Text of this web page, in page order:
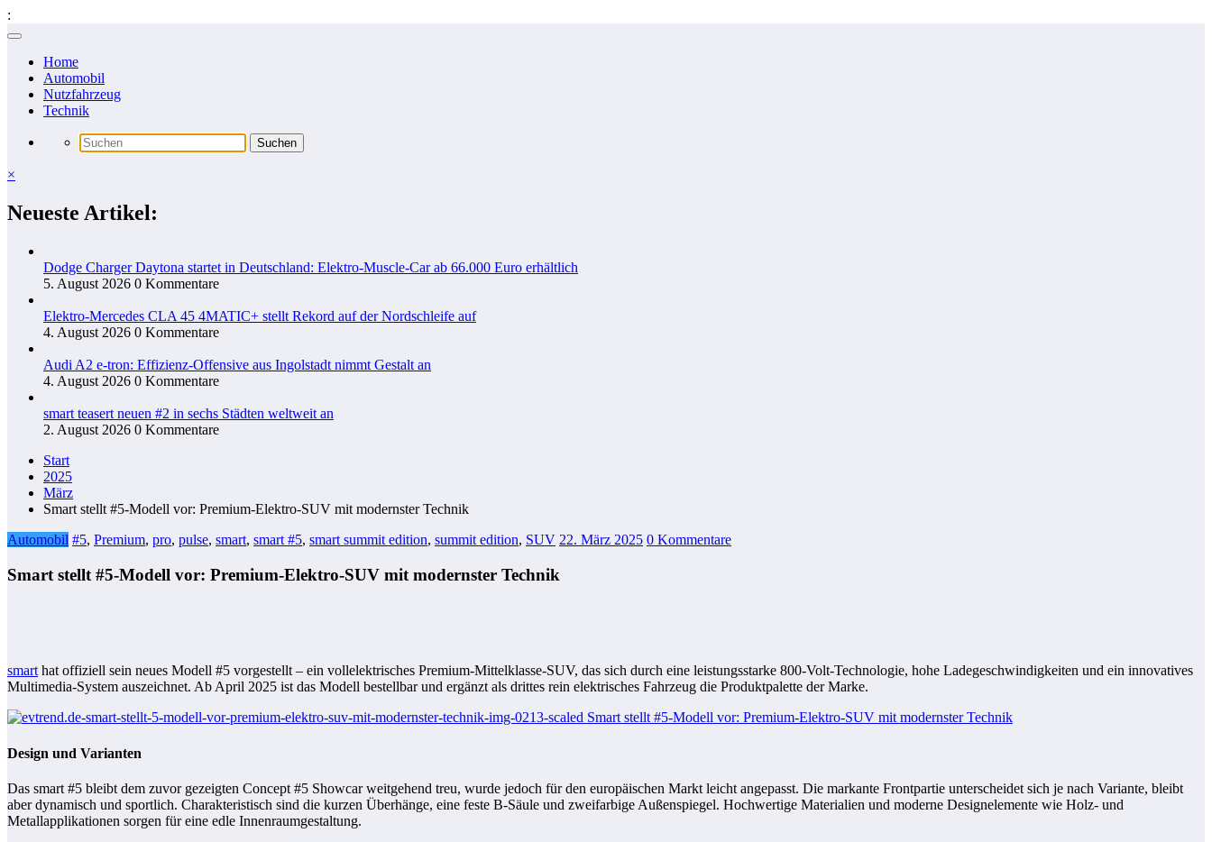
:
Zum
springenHome
Automobil
Nutzfahrzeug
Technik
×
Neueste Artikel:
Dodge Charger Daytona startet in Deutschland: Elektro-Muscle-Car ab 66.000 Euro erhältlich
5. August 2026 0 Kommentare
Elektro-Mercedes CLA 45 4MATIC+ stellt Rekord auf der Nordschleife auf
4. August 2026 0 Kommentare
Audi A2 e-tron: Effizienz-Offensive aus Ingolstadt nimmt Gestalt an
4. August 2026 0 Kommentare
smart teasert neuen #2 in sechs Städten weltweit an
2. August 2026 0 Kommentare
Start
2025
März
Smart stellt #5-Modell vor: Premium-Elektro-SUV mit modernster Technik
Automobil #5, Premium, pro, pulse, smart, smart #5, smart summit edition, summit edition, SUV 22. März 2025 0 Kommentare
Smart stellt #5-Modell vor: Premium-Elektro-SUV mit modernster Technik
smart hat offiziell sein neues Modell #5 vorgestellt – ein vollelektrisches Premium-Mittelklasse-SUV, das sich durch eine leistungsstarke 800-Volt-Technologie, hohe Ladegeschwindigkeiten und ein innovatives
Multimedia-System auszeichnet. Ab April 2025 ist das Modell bestellbar und ergänzt als drittes rein elektrisches Fahrzeug die Produktpalette der Marke.
Design und Varianten
Das smart #5 bleibt dem zuvor gezeigten Concept #5 Showcar weitgehend treu, wurde jedoch für den europäischen Markt leicht angepasst. Die markante Frontpartie unterscheidet sich je nach Variante, bleibt
aber dynamisch und sportlich. Charakteristisch sind die kurzen Überhänge, eine feste B-Säule und zweifarbige Außenspiegel. Hochwertige Materialien und moderne Designelemente wie Holz- und
Metallapplikationen sorgen für eine edle Innenraumgestaltung.